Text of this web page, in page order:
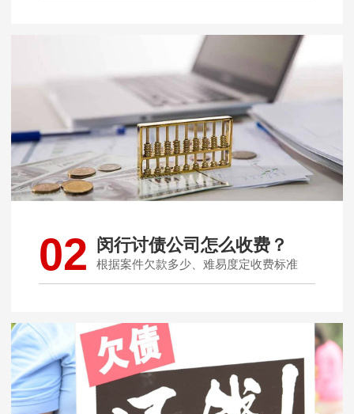
02 闵行讨债公司怎么收费？
根据案件欠款多少、难易度定收费标准